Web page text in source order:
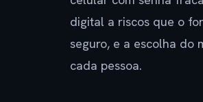
digital a riscos que o
seguro, e a escolha do
cada pessoa.